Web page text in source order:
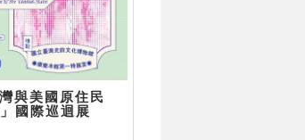
與美國原住民
國際巡迴展